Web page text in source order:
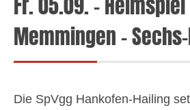
Memmingen –
Die SpVgg Hankofen-Hailing